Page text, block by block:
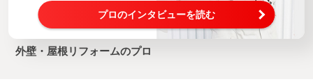
プロのインタビューを読む
外壁・屋根リフォームのプロ